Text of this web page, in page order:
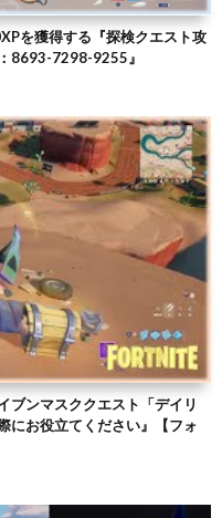
を獲得する『探検クエスト攻
8693-7298-9255』
ブンマスククエスト「デイリ
にお役立てください』【フォ